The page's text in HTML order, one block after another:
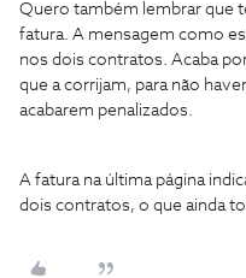
Quero também lembrar que
fatura. A mensagem como
nos dois contratos. Acaba
que a corrijam, para não
acabarem penalizados.
A fatura na última página
dois contratos, o que ainda